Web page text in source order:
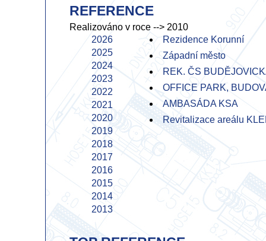
REFERENCE
Realizováno v roce --> 2010
2026
2025
2024
2023
2022
2021
2020
2019
2018
2017
2016
2015
2014
2013
2011
Rezidence Korunní
Západní město
REK. ČS
OFFICE PARK,
AMBASÁDA KSA
Revitalizace areálu